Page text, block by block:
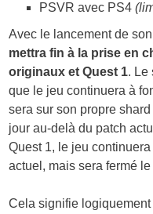
PSVR avec PS4
Avec le lancement de
mettra fin à la prise en
originaux et Quest 1. Le
que le jeu continuera à
sera sur son propre
jour au-delà du patch
Quest 1, le jeu
actuel, mais sera fermé
Cela signifie logiquement